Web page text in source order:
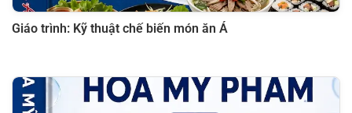
Giáo trình: Kỹ thuật chế biến món ăn Á